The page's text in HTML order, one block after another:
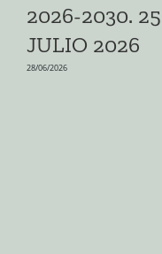
2026-2030. 25
JULIO 2026
28/06/2026